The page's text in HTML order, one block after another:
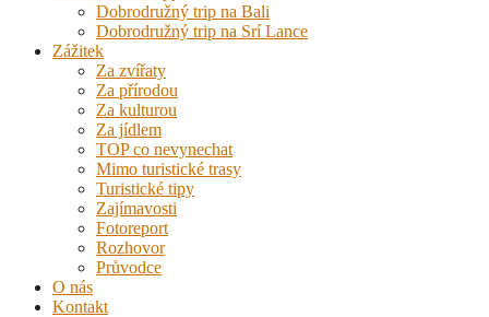
Dobrodružný trip na Bali
Dobrodružný trip na Srí Lance
Zážitek
Za zvířaty
Za přírodou
Za kulturou
Za jídlem
TOP co nevynechat
Mimo turistické trasy
Turistické tipy
Zajímavosti
Fotoreport
Rozhovor
Průvodce
O nás
Kontakt